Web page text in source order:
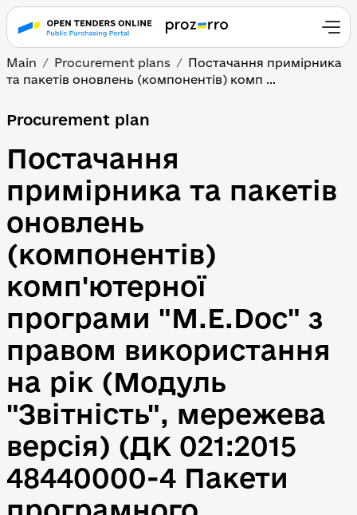
Main Procurement plans
Постачання примірника
та пакетів оновлень (компонентів) комп ...
Procurement plan
Постачання
примірника та пакетів
оновлень
(компонентів)
комп'ютерної
програми "M.E.Doc" з
правом використання
на рік (Модуль
"Звітність", мережева
версія) (ДК 021:2015
48440000-4 Пакети